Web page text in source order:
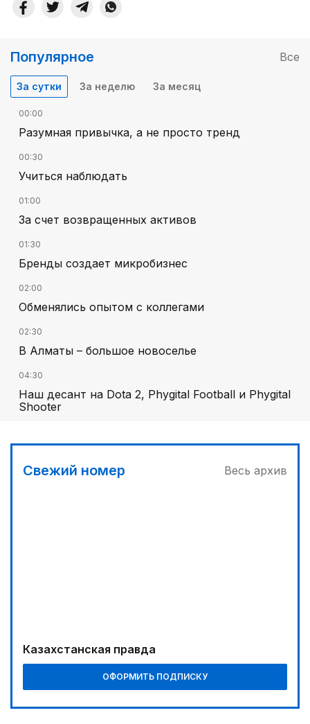
Популярное Все
За сутки За неделю За месяц
00:00
Разумная привычка, а не просто тренд
00:30
Учиться наблюдать
01:00
За счет возвращенных активов
01:30
Бренды создает микробизнес
02:00
Обменялись опытом с коллегами
02:30
В Алматы – большое новоселье
04:30
Наш десант на Dota 2, Phygital Football и Phygital
Shooter
Вычислен последний фигурант «титанового»
дела
05:30
Каникулы в седле
06:00
Свежий номер Весь архив
Казахстанская правда
ОФОРМИТЬ ПОДПИСКУ